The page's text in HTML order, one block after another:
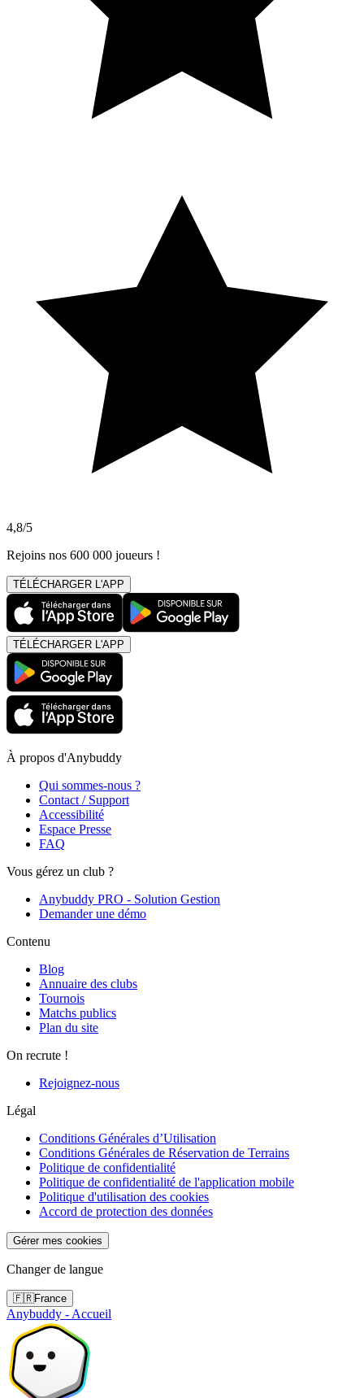
4,8/5
Rejoins nos 600 000 joueurs !
TÉLÉCHARGER L'APP
TÉLÉCHARGER L'APP
À propos d'Anybuddy
Qui sommes-nous ?
Contact / Support
Accessibilité
Espace Presse
FAQ
Vous gérez un club ?
Anybuddy PRO - Solution Gestion
Demander une démo
Contenu
Blog
Annuaire des clubs
Tournois
Matchs publics
Plan du site
On recrute !
Rejoignez-nous
Légal
Conditions Générales d’Utilisation
Conditions Générales de Réservation de Terrains
Politique de confidentialité
Politique de confidentialité de l'application mobile
Politique d'utilisation des cookies
Accord de protection des données
Gérer mes cookies
Changer de langue
🇫🇷France
Anybuddy - Accueil